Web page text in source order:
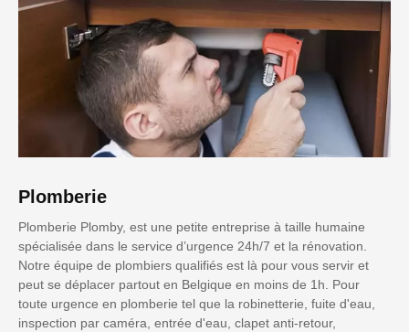
Plomberie
Plomberie Plomby, est une petite entreprise à taille humaine
spécialisée dans le service d’urgence 24h/7 et la rénovation.
Notre équipe de plombiers qualifiés est là pour vous servir et
peut se déplacer partout en Belgique en moins de 1h. Pour
toute urgence en plomberie tel que la robinetterie, fuite d'eau,
inspection par caméra, entrée d'eau, clapet anti-retour,